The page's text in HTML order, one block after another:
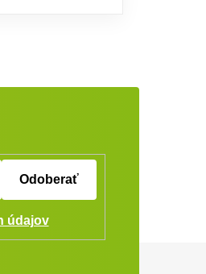
Odoberať
údajov